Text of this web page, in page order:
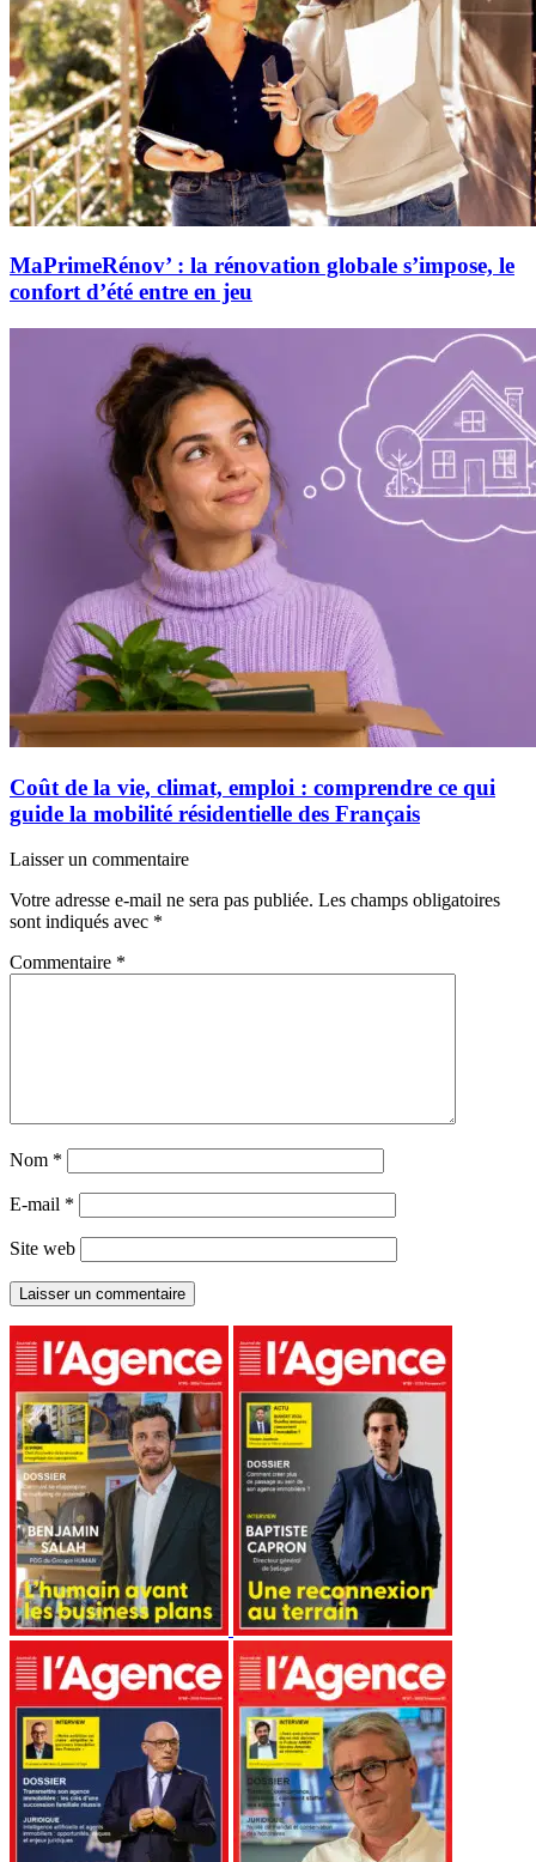
MaPrimeRénov’ : la rénovation globale s’impose, le
confort d’été entre en jeu
Coût de la vie, climat, emploi : comprendre ce qui
guide la mobilité résidentielle des Français
Laisser un commentaire
Votre adresse e-mail ne sera pas publiée. Les champs obligatoires
sont indiqués avec *
Commentaire *
Nom *
E-mail *
Site web